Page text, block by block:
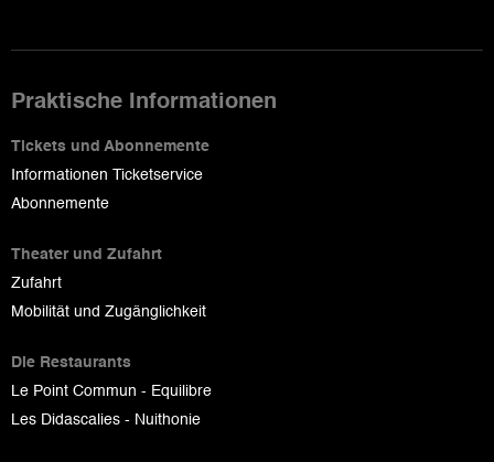
Praktische Informationen
Tickets und Abonnemente
Informationen Ticketservice
Abonnemente
Theater und Zufahrt
Zufahrt
Mobilität und Zugänglichkeit
Die Restaurants
Le Point Commun - Equilibre
Les Didascalies - Nuithonie